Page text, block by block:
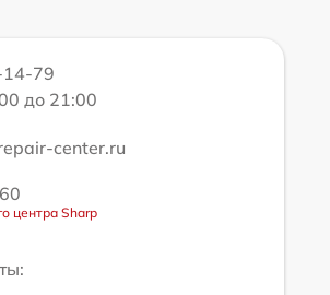
14-79
до 21:00
center.ru
центра Sharp